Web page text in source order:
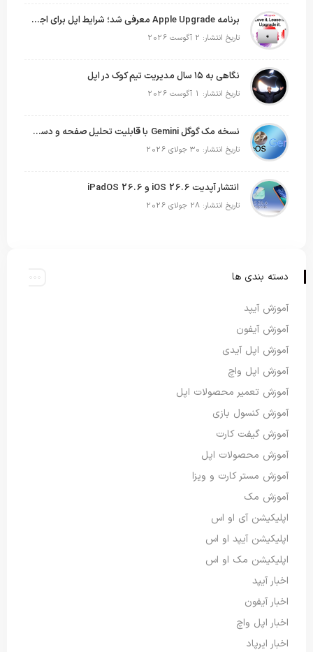
برنامه Apple Upgrade معرفی شد؛ شرایط اپل برای اجاره آیفون، آیپد، مک و اپل واچ
تاریخ انتشار: 2 آگوست 2026
نگاهی به ۱۵ سال مدیریت تیم کوک در اپل
تاریخ انتشار: 1 آگوست 2026
نسخه مک گوگل Gemini با قابلیت تحلیل صفحه و دستورات صوتی در به‌روزرسانی جدید
تاریخ انتشار: 30 جولای 2026
انتشار آپدیت iOS 26.6 و iPadOS 26.6
تاریخ انتشار: 28 جولای 2026
دسته بندی ها
آموزش آیپد
آموزش آیفون
آموزش اپل آیدی
آموزش اپل واچ
آموزش تعمیر محصولات اپل
آموزش کنسول بازی
آموزش گیفت کارت
آموزش محصولات اپل
آموزش مستر کارت و ویزا
آموزش مک
اپلیکیشن آی او اس
اپلیکیشن آیپد او اس
اپلیکیشن مک او اس
اخبار آیپد
اخبار آیفون
اخبار اپل واچ
اخبار ایرپاد